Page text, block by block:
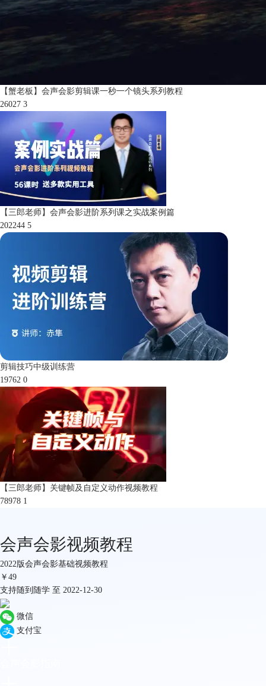
【蟹老板】会声会影剪辑课一秒一个镜头系列教程
26027 3
【三郎老师】会声会影进阶系列课之实战案例篇
202244 5
剪辑技巧中级训练营
19762 0
【三郎老师】关键帧及自定义动作视频教程
78978 1
会声会影视频教程
2022版会声会影基础视频教程
￥ 49
支持随到随学 至 2022-12-30
微信
支付宝